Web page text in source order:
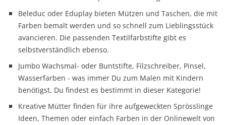
Beleduc oder Eduplay bieten Mützen und Taschen, die mit
Farben bemalt werden und so schnell zum Lieblingsstück
avancieren. Die passenden Textilfarbstifte gibt es
selbstverständlich ebenso.
Jumbo Wachsmal- oder Buntstifte, Filzschreiber, Pinsel,
Wasserfarben - was immer Du zum Malen mit Kindern
benötigst, Du findest es bestimmt in dieser Kategorie!
Kreative Mütter finden für ihre aufgeweckten Sprösslinge
Ideen, Themen oder einfach Farben in der Onlinewelt von